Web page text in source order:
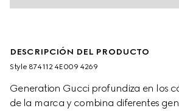
DESCRIPCIÓN DEL PRODUCTO
Style ‎874112 4E009 4269
Generation Gucci profundiza en los
de la marca y combina diferentes